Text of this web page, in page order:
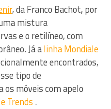
, da Franco Bachot, por
mistura
e o retilíneo, com
Já alinha Mondiale
encontrados,
tipo de
os móveis com apelo
Trends .